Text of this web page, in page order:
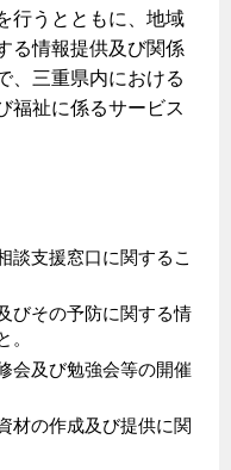
行うとともに、地域
る情報提供及び関係
、三重県内における
福祉に係るサービス
談支援窓口に関するこ
びその予防に関する情
。
会及び勉強会等の開催
材の作成及び提供に関